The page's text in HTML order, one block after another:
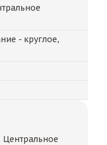
- круглое,
Центральное